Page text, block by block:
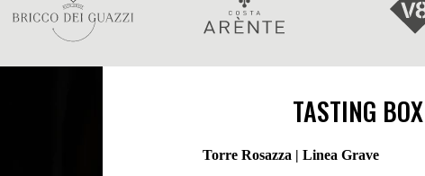
TASTING
Torre Rosazza | Linea Grave